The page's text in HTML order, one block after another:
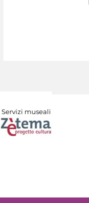
Servizi museali